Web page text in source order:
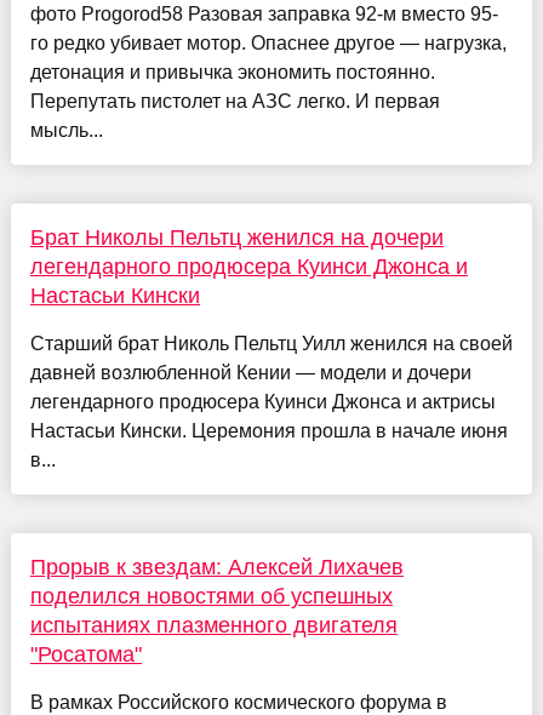
фото Progorod58 Разовая заправка 92-м вместо 95-
го редко убивает мотор. Опаснее другое — нагрузка,
детонация и привычка экономить постоянно.
Перепутать пистолет на АЗС легко. И первая
мысль...
Брат Николы Пельтц женился на дочери
легендарного продюсера Куинси Джонса и
Настасьи Кински
Старший брат Николь Пельтц Уилл женился на своей
давней возлюбленной Кении — модели и дочери
легендарного продюсера Куинси Джонса и актрисы
Настасьи Кински. Церемония прошла в начале июня
в...
Прорыв к звездам: Алексей Лихачев
поделился новостями об успешных
испытаниях плазменного двигателя
"Росатома"
В рамках Российского космического форума в